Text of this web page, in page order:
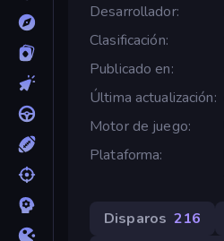
Desarrollador
Clasificación
Publicado en
Última actualización
Motor de juego
Plataforma
Disparos 216